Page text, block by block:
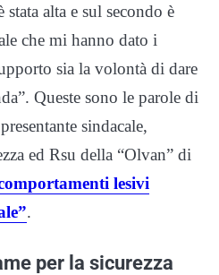
stata alta e sul secondo è
che mi hanno dato i
sia la volontà di dare
Queste sono le parole di
sindacale,
ed Rsu della “Olvan” di
lesivi
.
per la sicurezza